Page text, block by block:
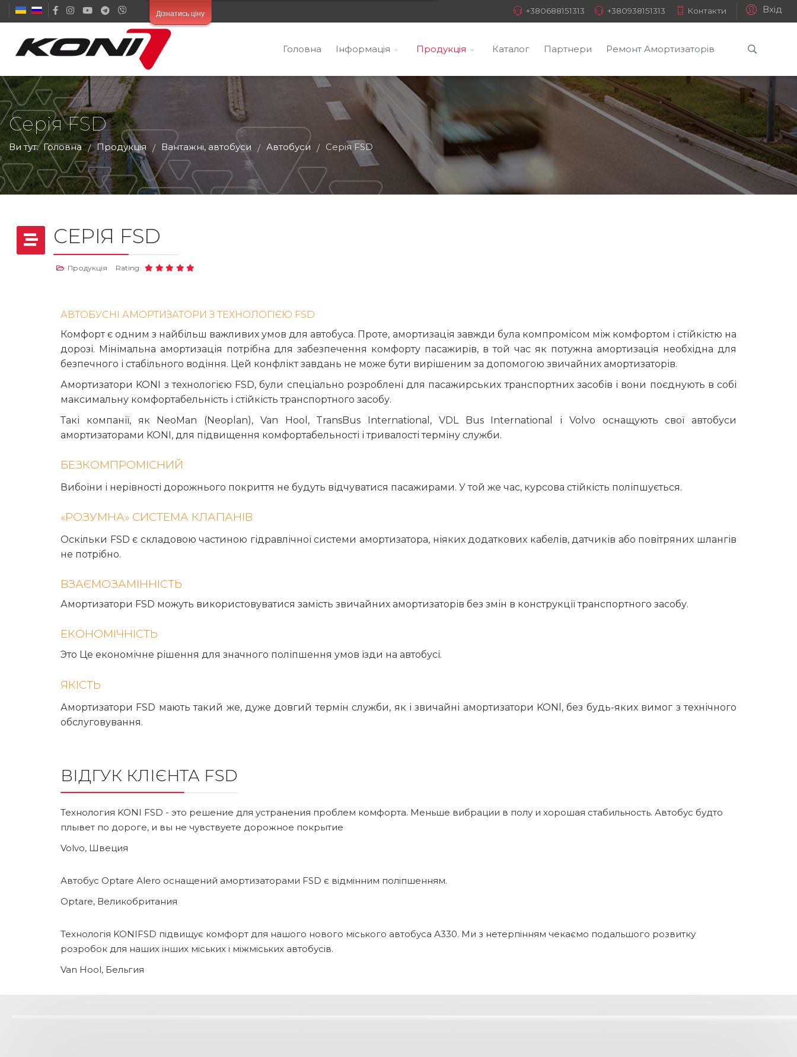
Вхід
+380688151313 +380938151313 Контакти
Головна Інформація Продукція Каталог Партнери Ремонт Амортизаторів
Серія FSD
Ви тут: Головна / Продукція / Вантажні, автобуси / Автобуси / Серія FSD
СЕРІЯ FSD
Продукція Rating:
АВТОБУСНІ АМОРТИЗАТОРИ З ТЕХНОЛОГІЄЮ FSD
Комфорт є одним з найбільш важливих умов для автобуса. Проте, амортизація завжди була компромісом між комфортом і стійкістю на
дорозі. Мінімальна амортизація потрібна для забезпечення комфорту пасажирів, в той час як потужна амортизація необхідна для
безпечного і стабільного водіння. Цей конфлікт завдань не може бути вирішеним за допомогою звичайних амортизаторів.
Амортизатори KONI з технологією FSD, були спеціально розроблені для пасажирських транспортних засобів і вони поєднують в собі
максимальну комфортабельність і стійкість транспортного засобу.
Такі компанії, як NeoMan (Neoplan), Van Hool, TransBus International, VDL Bus International і Volvo оснащують свої автобуси
амортизаторами KONI, для підвищення комфортабельності і тривалості терміну служби.
БЕЗКОМПРОМІСНИЙ
Вибоїни і нерівності дорожнього покриття не будуть відчуватися пасажирами. У той же час, курсова стійкість поліпшується.
«РОЗУМНА» СИСТЕМА КЛАПАНІВ
Оскільки FSD є складовою частиною гідравлічної системи амортизатора, ніяких додаткових кабелів, датчиків або повітряних шлангів
не потрібно.
ВЗАЄМОЗАМІННІСТЬ
Амортизатори FSD можуть використовуватися замість звичайних амортизаторів без змін в конструкції транспортного засобу.
ЕКОНОМІЧНІСТЬ
Это Це економічне рішення для значного поліпшення умов їзди на автобусі.
ЯКІСТЬ
Амортизатори FSD мають такий же, дуже довгий термін служби, як і звичайні амортизатори KONl, без будь-яких вимог з технічного
обслуговування.
ВІДГУК КЛІЄНТА FSD
Технология KONI FSD - это решение для устранения проблем комфорта. Меньше вибрации в полу и хорошая стабильность. Автобус будто
плывет по дороге, и вы не чувствуете дорожное покрытие
Volvo, Швеция
Автобус Optare Аlero оснащений амортизаторами FSD є відмінним поліпшенням.
Optare, Великобритания
Технологія KONIFSD підвищує комфорт для нашого нового міського автобуса А330. Ми з нетерпінням чекаємо подальшого розвитку
розробок для наших інших міських і міжміських автобусів.
Van Hool, Бельгия
Дізнатись ціну